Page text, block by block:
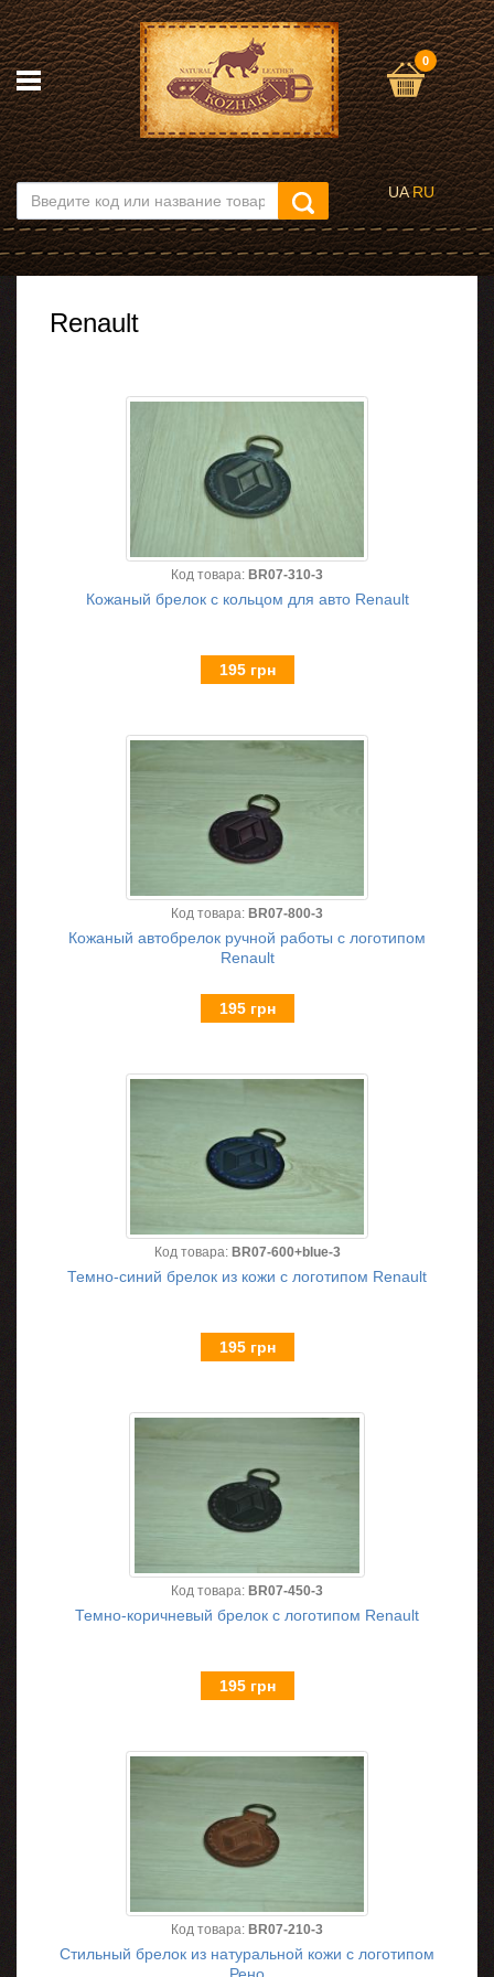
0
UA RU
Renault
Код товара: BR07-310-3
Кожаный брелок с кольцом для авто Renault
195 грн
Код товара: BR07-800-3
Кожаный автобрелок ручной работы с логотипом
Renault
195 грн
Код товара: BR07-600+blue-3
Темно-синий брелок из кожи с логотипом Renault
195 грн
Код товара: BR07-450-3
Темно-коричневый брелок с логотипом Renault
195 грн
Код товара: BR07-210-3
Стильный брелок из натуральной кожи с логотипом